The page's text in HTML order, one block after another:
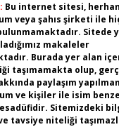
Bu internet sitesi,
veya şahıs şirketi ile
Sitede
makaleler
Burada yer alan
taşımamakta olup,
paylaşım
ve kişiler ile isim
Sitemizdeki
tavsiye niteliği